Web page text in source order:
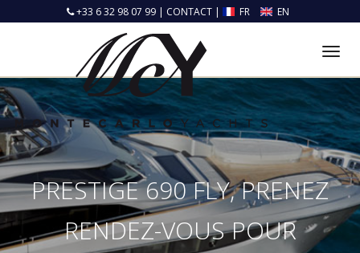
+33 6 32 98 07 99 | CONTACT | FR EN
PRESTIGE 690 FLY, PRENEZ
RENDEZ-VOUS POUR